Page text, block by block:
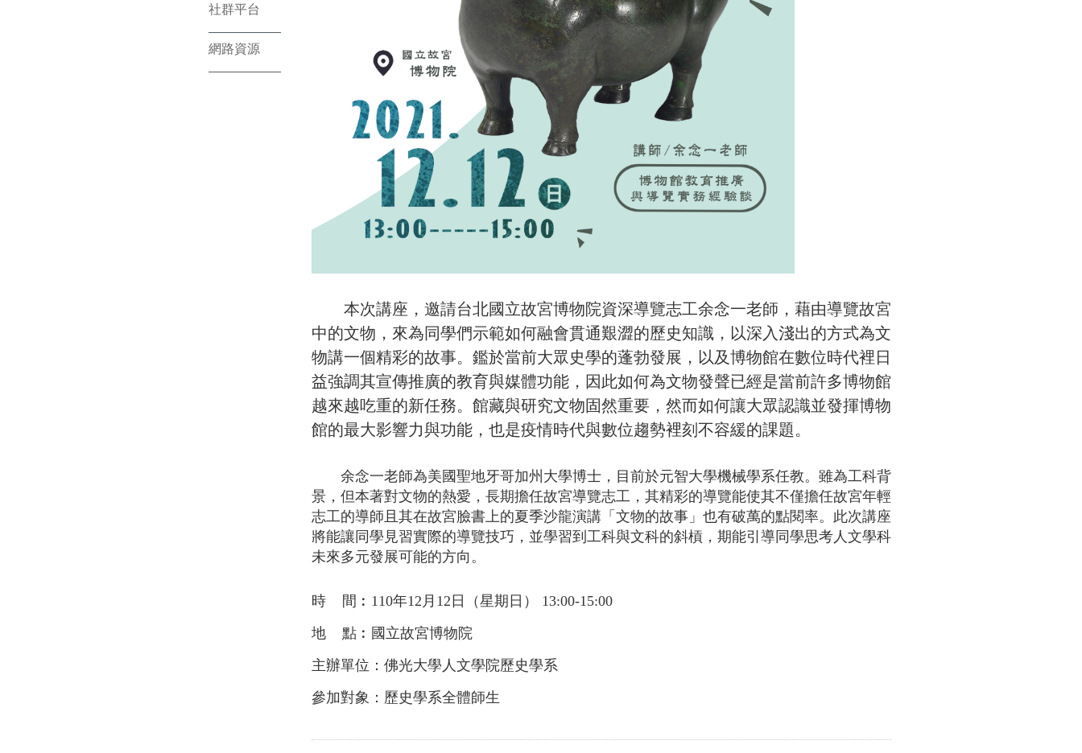
社群平台
網路資源
本次講座，邀請台北國立故宮博物院資深導覽志工余念一老師，藉由導覽故宮
中的文物，來為同學們示範如何融會貫通艱澀的歷史知識，以深入淺出的方式為文
物講一個精彩的故事。鑑於當前大眾史學的蓬勃發展，以及博物館在數位時代裡日
益強調其宣傳推廣的教育與媒體功能，因此如何為文物發聲已經是當前許多博物館
越來越吃重的新任務。館藏與研究文物固然重要，然而如何讓大眾認識並發揮博物
館的最大影響力與功能，也是疫情時代與數位趨勢裡刻 不容緩的課題。
余念一老師為美國聖地牙哥加州大學博士，目前於元智大學機械學系任教。雖為工科背
景，但本著對文物的熱愛，長期擔任故宮導覽志工，其精彩的導覽能使其不僅擔任故宮年輕
志工的導師且其在故宮臉書上的夏季沙龍演講「文物的故事」也有破萬的點閱率。此次講座
將能讓同學見習實際的導覽技巧，並學習到工科與文科的斜槓，期能引導同學思考人文學科
未來多元發展可能的方向。
時 間︰110年12月12日（星期日） 13:00-15:00
地 點︰國立故宮博物院
主辦單位：佛光大學人文學院歷史學系
參加對象：歷史學系全體師生